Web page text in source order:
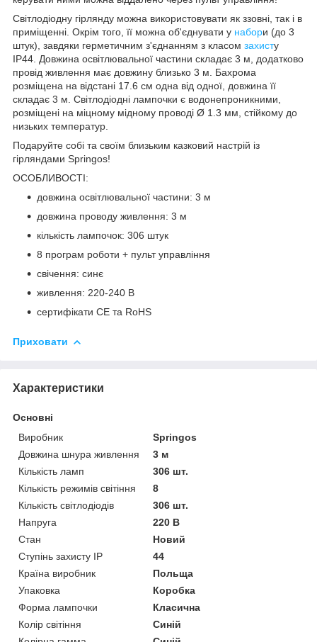
Світлодіодну гірлянду можна використовувати як ззовні , так і в
приміщенні . Окрім того, її можна об'єднувати у набори (до 3
штук), завдяки герметичним з'єднанням з класом захисту
IP44 . Довжина освітлювальної частини складає 3 м , додатково
провід живлення має довжину близько 3 м . Бахрома
розміщена на відстані 17.6 см одна від одної, довжина її
складає 3 м . Світлодіодні лампочки є водонепроникними,
розміщені на міцному мідному проводі Ø 1.3 мм , стійкому до
низьких температур.
Подаруйте собі та своїм близьким казковий настрій із
гірляндами Springos!
ОСОБЛИВОСТІ:
довжина освітлювальної частини: 3 м
довжина проводу живлення: 3 м
кількість лампочок: 306 штук
8 програм роботи + пульт управління
свічення: синє
живлення: 220-240 В
сертифікати CE та RoHS
Приховати
Характеристики
Основні
Виробник
Springos
Довжина шнура живлення
3 м
Кількість ламп
306 шт.
Кількість режимів світіння
8
Кількість світлодіодів
306 шт.
Напруга
220 В
Стан
Новий
Ступінь захисту IP
44
Країна виробник
Польща
Упаковка
Коробка
Форма лампочки
Класична
Колір світіння
Синій